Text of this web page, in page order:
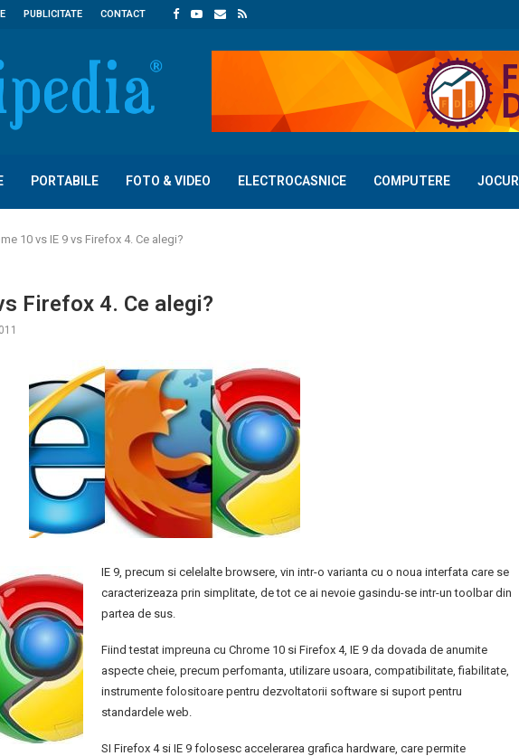
PUBLICITATE CONTACT
PORTABILE FOTO & VIDEO ELECTROCASNICE COMPUTERE JOCURI
10 vs IE 9 vs Firefox 4. Ce alegi?
Firefox 4. Ce alegi?
IE 9, precum si celelalte browsere, vin intr-o varianta cu o noua interfata care se
caracterizeaza prin simplitate, de tot ce ai nevoie gasindu-se intr-un toolbar din
partea de sus.
Fiind testat impreuna cu Chrome 10 si Firefox 4, IE 9 da dovada de anumite
aspecte cheie, precum perfomanta, utilizare usoara, compatibilitate, fiabilitate,
instrumente folositoare pentru dezvoltatorii software si suport pentru
standardele web.
SI Firefox 4 si IE 9 folosesc accelerarea grafica hardware, care permite